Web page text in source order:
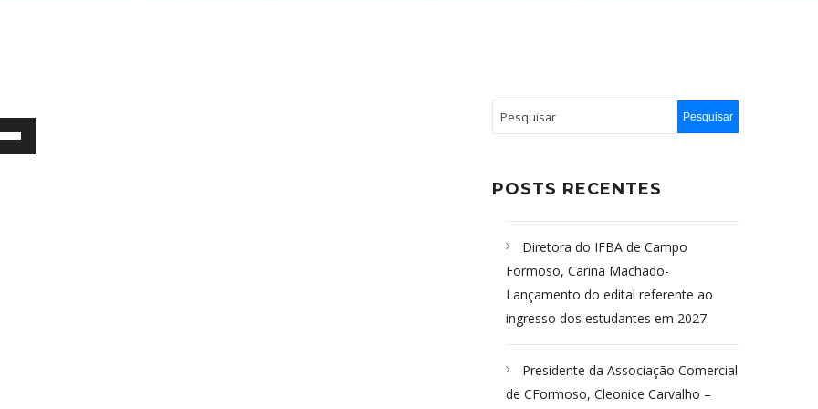
POSTS RECENTES
Diretora do IFBA de Campo
Formoso, Carina Machado-
Lançamento do edital referente ao
ingresso dos estudantes em 2027.
Presidente da Associação Comercial
de CFormoso, Cleonice Carvalho –